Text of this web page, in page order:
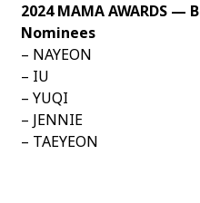
2024 MAMA AWARDS
Nominees
– NAYEON
– IU
– YUQI
– JENNIE
– TAEYEON